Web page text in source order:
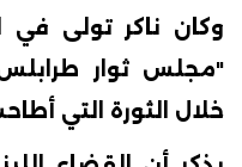
وكان ناكر تولى
"مجلس ثوار
خلال الثورة التي